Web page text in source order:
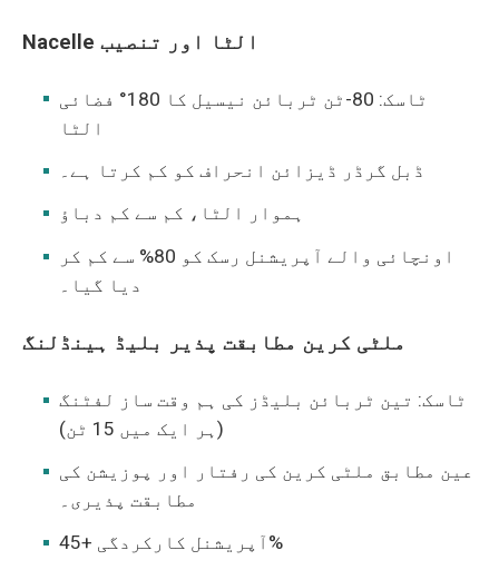
Nacelle الٹا اور تنصیب
ٹاسک: 80-ٹن ٹربائن نیسیل کا 180° فضائی
الٹا
ڈبل گرڈر ڈیزائن انحراف کو کم کرتا ہے۔
ہموار الٹا، کم سے کم دباؤ
اونچائی والے آپریشنل رسک کو 80% سے کم کر
دیا گیا۔
ملٹی کرین مطابقت پذیر بلیڈ ہینڈلنگ
ٹاسک: تین ٹربائن بلیڈز کی ہم وقت ساز لفٹنگ
(ہر ایک میں 15 ٹن)
عین مطابق ملٹی کرین کی رفتار اور پوزیشن کی
مطابقت پذیری۔
آپریشنل کارکردگی +45%